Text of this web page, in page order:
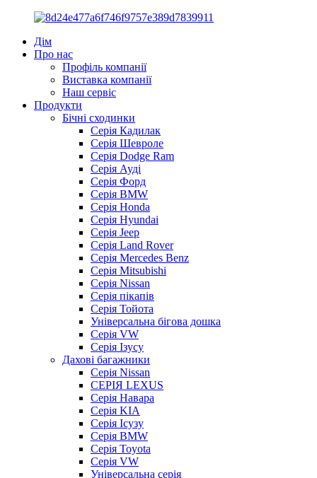
Дім
Про нас
Профіль компанії
Виставка компанії
Наш сервіс
Продукти
Бічні сходинки
Серія Кадилак
Серія Шевроле
Серія Dodge Ram
Серія Ауді
Серія Форд
Серія BMW
Серія Honda
Серія Hyundai
Серія Jeep
Серія Land Rover
Серія Mercedes Benz
Серія Mitsubishi
Серія Nissan
Серія пікапів
Серія Тойота
Універсальна бігова дошка
Серія VW
Серія Ізусу
Дахові багажники
Серія Nissan
СЕРІЯ LEXUS
Серія Навара
Серія KIA
Серія Ісузу
Серія BMW
Серія Toyota
Серія VW
Універсальна серія